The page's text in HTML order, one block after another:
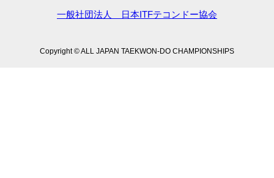
一般社団法人 日本ITFテコンドー協会
Copyright © ALL JAPAN TAEKWON-DO CHAMPIONSHIPS